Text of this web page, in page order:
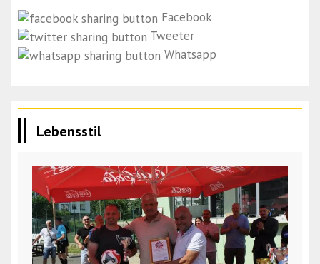
Facebook
Tweeter
Whatsapp
Lebensstil